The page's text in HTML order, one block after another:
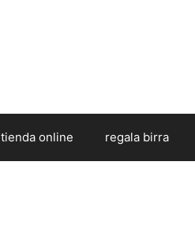
tienda online regala birra